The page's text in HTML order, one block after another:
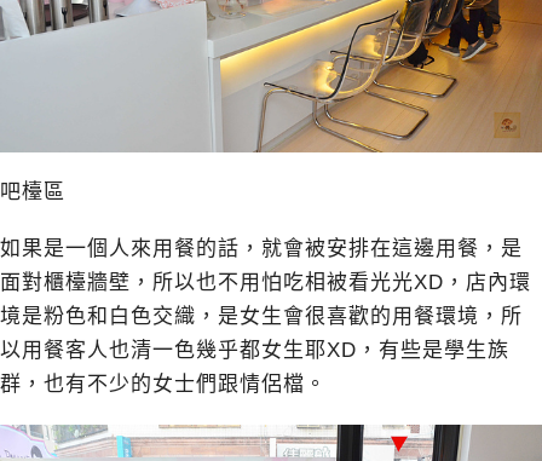
吧檯區
如果是一個人來用餐的話，就會被安排在這邊用餐，是
面對櫃檯牆壁，所以也不用怕吃相被看光光XD，店內環
境是粉色和白色交織，是女生會很喜歡的用餐環境，所
以用餐客人也清一色幾乎都女生耶XD，有些是學生族
群，也有不少的女士們跟情侶檔。